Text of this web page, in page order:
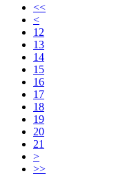
<<
<
12
13
14
15
16
17
18
19
20
21
>
>>